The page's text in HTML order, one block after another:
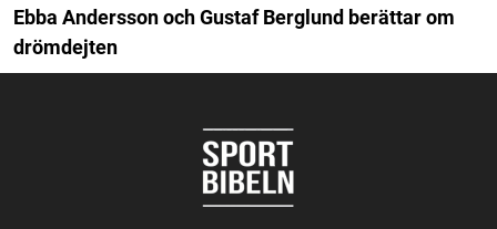
Ebba Andersson och Gustaf Berglund berättar om
drömdejten